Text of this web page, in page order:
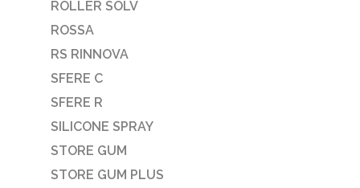
ROLLER SOLV
ROSSA
RS RINNOVA
SFERE C
SFERE R
SILICONE SPRAY
STORE GUM
STORE GUM PLUS